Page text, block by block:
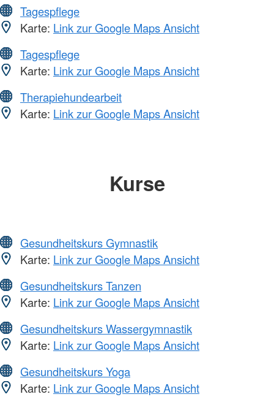
Tagespflege
Karte: Link zur Google Maps Ansicht
Tagespflege
Karte: Link zur Google Maps Ansicht
Therapiehundearbeit
Karte: Link zur Google Maps Ansicht
Kurse
Gesundheitskurs Gymnastik
Karte: Link zur Google Maps Ansicht
Gesundheitskurs Tanzen
Karte: Link zur Google Maps Ansicht
Gesundheitskurs Wassergymnastik
Karte: Link zur Google Maps Ansicht
Gesundheitskurs Yoga
Karte: Link zur Google Maps Ansicht